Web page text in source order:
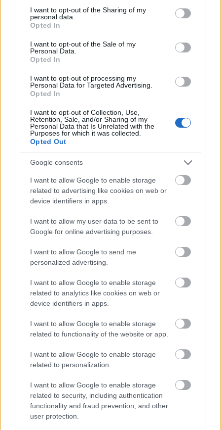
not limited to your visit or usage behaviour. You may click to
grant or deny consent to Google and its third-party tags to
use your data for below specified purposes in below Google
consent section.
I want to opt-out of the Sharing of my
personal data.
Opted In
I want to opt-out of the Sale of my
Personal Data.
Opted In
I want to opt-out of processing my
Personal Data for Targeted Advertising.
Opted In
I want to opt-out of Collection, Use,
Retention, Sale, and/or Sharing of my
Personal Data that Is Unrelated with the
Purposes for which it was collected.
Opted Out
Google consents
I want to allow Google to enable storage
related to advertising like cookies on web or
device identifiers in apps.
I want to allow my user data to be sent to
Google for online advertising purposes.
I want to allow Google to send me
personalized advertising.
I want to allow Google to enable storage
related to analytics like cookies on web or
device identifiers in apps.
I want to allow Google to enable storage
related to functionality of the website or app.
I want to allow Google to enable storage
related to personalization.
I want to allow Google to enable storage
related to security, including authentication
functionality and fraud prevention, and other
user protection.
Az Ian Fleminget játsszó Dominic Cooper
mellett a főbb szerepeket Lara Pulver,
Chancellor, Samuel West és Rupert Evans
alakítják. A filmet a tervek szerint még az idén
bemutatják.
Forrás: MTI
ITT AZ ÚJ TEASER NEMES JELES LÁSZLÓ ÁRVA
MÚMIA SÍROK TITKAI, ELHAGYOTT ÉPÍTMÉNYEK
ÉS GRANDIÓZUS EURÓPAI CSATÁK